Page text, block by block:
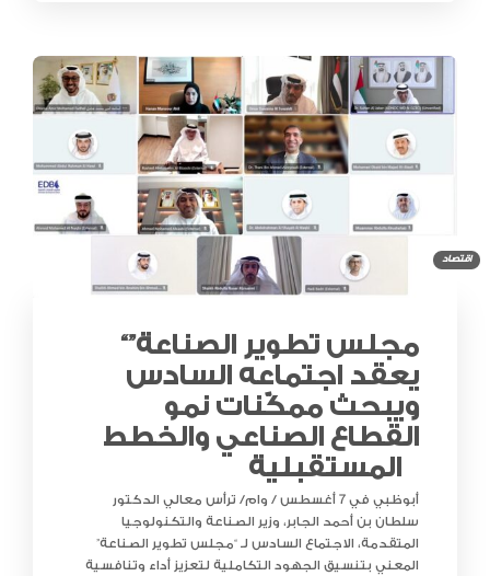
اقتصاد
“مجلس تطوير الصناعة”
يعقد اجتماعه السادس
ويبحث ممكّنات نمو
القطاع الصناعي والخطط
أبوظبي في 7 أغسطس / وام/ ترأس معالي الدكتور
سلطان بن أحمد الجابر، وزير الصناعة والتكنولوجيا
المتقدمة، الاجتماع السادس لـ “مجلس تطوير الصناعة”
المعني بتنسيق الجهود التكاملية لتعزيز أداء وتنافسية